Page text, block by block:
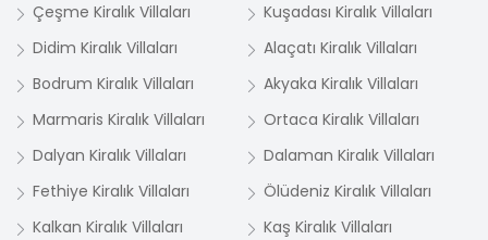
Çeşme Kiralık Villaları
Kuşadası Kiralık Villaları
Didim Kiralık Villaları
Alaçatı Kiralık Villaları
Bodrum Kiralık Villaları
Akyaka Kiralık Villaları
Marmaris Kiralık Villaları
Ortaca Kiralık Villaları
Dalyan Kiralık Villaları
Dalaman Kiralık Villaları
Fethiye Kiralık Villaları
Ölüdeniz Kiralık Villaları
Kalkan Kiralık Villaları
Kaş Kiralık Villaları